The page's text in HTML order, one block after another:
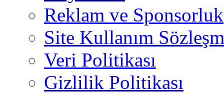
Reklam ve Sponsorluk
Site Kullanım
Veri Politikası
Gizlilik Politikası